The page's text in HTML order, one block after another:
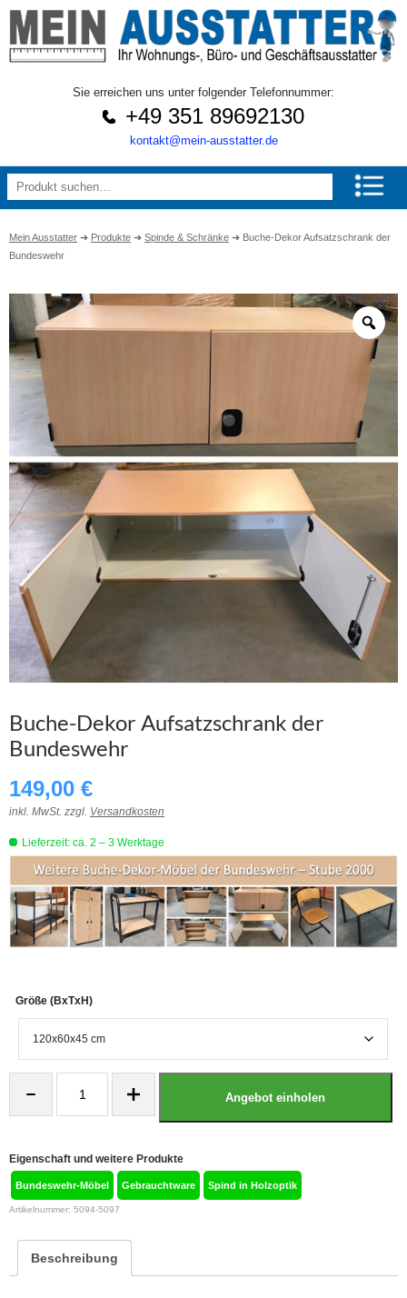
Sie erreichen uns unter folgender Telefonnummer:
+49 351 89692130
kontakt@mein-ausstatter.de
Mein Ausstatter ➜ Produkte ➜ Spinde & Schränke ➜ Buche-Dekor Aufsatzschrank der
Bundeswehr
Buche-Dekor Aufsatzschrank der
Bundeswehr
149,00 €
inkl. MwSt. zzgl. Versandkosten
Lieferzeit: ca. 2 – 3 Werktage
Größe (BxTxH)
Buche-
Dekor
Aufsatzschrank
der
Angebot einholen
Eigenschaft und weitere Produkte
Bundeswehr-Möbel Gebrauchtware Spind in Holzoptik
Artikelnummer: 5094-5097
Beschreibung